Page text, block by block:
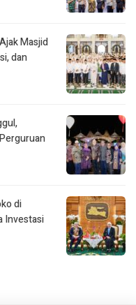
Masjid
dan
di
Investasi